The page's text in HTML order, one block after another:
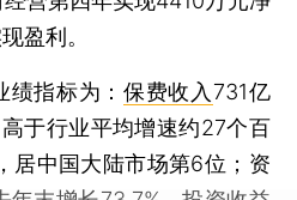
盈利。
指标为：保费收入 731亿
于行业平均增速约27个百
居中国大陆市场第6位；资